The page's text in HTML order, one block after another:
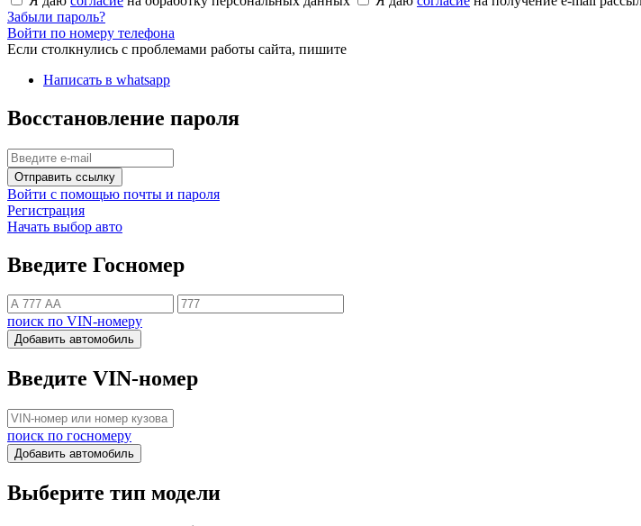
Забыли пароль?
Войти по номеру телефона
Если столкнулись с проблемами работы сайта, пишите
Написать в whatsapp
Восстановление пароля
Отправить ссылку
Войти с помощью почты и пароля
Регистрация
Начать выбор авто
Введите Госномер
поиск по VIN-номеру
Добавить автомобиль
Введите VIN-номер
поиск по госномеру
Добавить автомобиль
Выберите тип модели